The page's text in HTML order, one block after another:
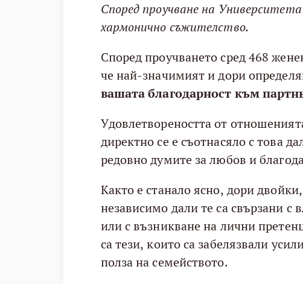
Според проучване на
хармонично съжителство.
Според проучването сред 468
че най-значимият и дори
вашата благодарност към
Удовлетвореността от
директно се е съотнасяло с това
редовно думите за любов и
Както е станало ясно, дори
независимо дали те са свързани
или с възникване на лични
са тези, които са забелязвали
полза на семейството.